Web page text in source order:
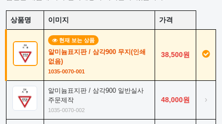
상품명 이미지 가격
현재 보는 상품
알미늄표지판 / 삼각900 무지(인쇄
없음)
1035-0070-001
38,500원
알미늄표지판 / 삼각900 일반실사
주문제작
1035-0070-002
48,000원 ›